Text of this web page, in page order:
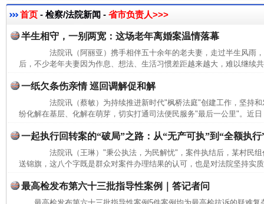
首页 - 检察/法院新闻 - 省市负责人>>>
半生相守，一别两宽：这场老年离婚案温情落幕
法院讯（阿丽亚）携手相伴五十余年的老夫妻，走过半生风雨
后，不少老年夫妻因为作息、想法、生活习惯差距越来越大，难以继续
一纸欠条伤亲情 巡回调解促和解
法院讯（蔡敏）为持续推进新时代"枫桥法庭"创建工作，坚持和
纷化解在基层、化解在萌芽，切实打通司法便民服务"最后一公里"。近
一起执行回转案的“破局”之路：从“无产可执”到“全额执行
法院讯（王琳）"秉公执法，为民解忧"，案件执结后，某村民组
送锦旗，这八个字既是群众对案件办理结果的认可，也是对法院坚持实
最高检发布第六十三批指导性案例｜答记者问